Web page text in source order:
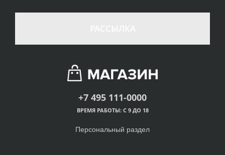
+7 495 111-0000
ВРЕМЯ РАБОТЫ: С 9 ДО 18
Персональный раздел